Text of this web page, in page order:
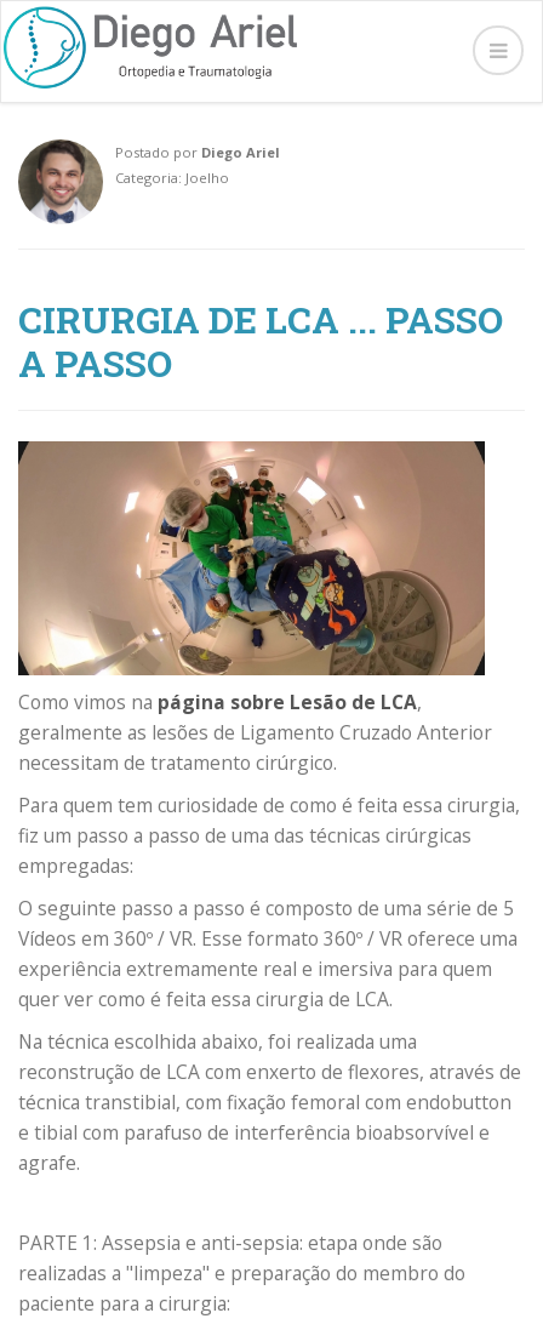
Postado por Diego Ariel
Categoria: Joelho
CIRURGIA DE LCA ... PASSO
A PASSO
Como vimos na página sobre Lesão de LCA,
geralmente as lesões de Ligamento Cruzado Anterior
necessitam de tratamento cirúrgico.
Para quem tem curiosidade de como é feita essa cirurgia,
fiz um passo a passo de uma das técnicas cirúrgicas
empregadas:
O seguinte passo a passo é composto de uma série de 5
Vídeos em 360º / VR. Esse formato 360º / VR oferece uma
experiência extremamente real e imersiva para quem
quer ver como é feita essa cirurgia de LCA.
Na técnica escolhida abaixo, foi realizada uma
reconstrução de LCA com enxerto de flexores, através de
técnica transtibial, com fixação femoral com endobutton
e tibial com parafuso de interferência bioabsorvível e
agrafe.
PARTE 1: Assepsia e anti-sepsia: etapa onde são
realizadas a "limpeza" e preparação do membro do
paciente para a cirurgia: